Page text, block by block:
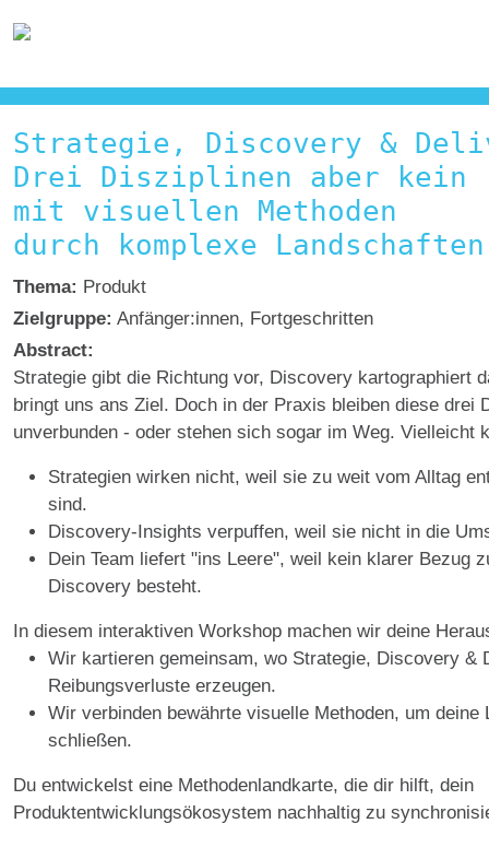
Strategie, Discovery &
Drei Disziplinen aber kein
mit visuellen Methoden
durch komplexe
Thema: Produkt
Zielgruppe: Anfänger:innen, Fortgeschritten
Abstract:
Strategie gibt die Richtung vor, Discovery kartographiert
bringt uns ans Ziel. Doch in der Praxis bleiben diese drei
unverbunden - oder stehen sich sogar im Weg. Vielleicht
Strategien wirken nicht, weil sie zu weit vom Alltag
sind.
Discovery-Insights verpuffen, weil sie nicht in die
Dein Team liefert "ins Leere", weil kein klarer Bezug
Discovery besteht.
In diesem interaktiven Workshop machen wir deine
Wir kartieren gemeinsam, wo Strategie, Discovery &
Reibungsverluste erzeugen.
Wir verbinden bewährte visuelle Methoden, um deine
schließen.
Du entwickelst eine Methodenlandkarte, die dir hilft, dein
Produktentwicklungsökosystem nachhaltig zu